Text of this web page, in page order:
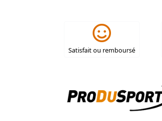
Satisfait ou remboursé